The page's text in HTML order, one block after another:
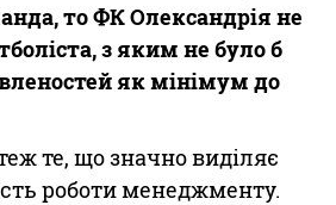
то ФК Олександрія не
з яким не було б
як мінімум до
те, що значно виділяє
роботи менеджменту.